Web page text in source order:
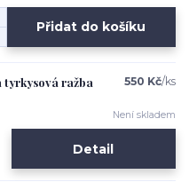
Přidat do košíku
tyrkysová ražba
550 Kč/ks
Není skladem
Detail